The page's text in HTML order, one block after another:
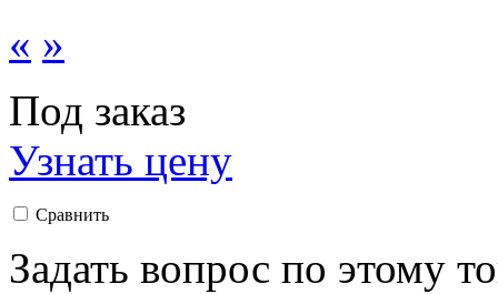
« »
Под заказ
Узнать цену
Сравнить
Задать вопрос по этому